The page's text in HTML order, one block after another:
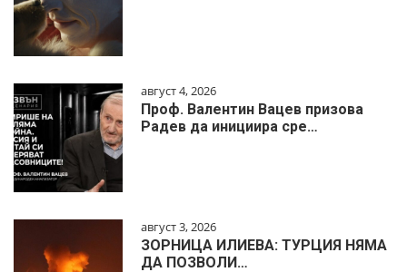
август 4, 2026
Проф. Валентин Вацев призова
Радев да инициира сре…
август 3, 2026
ЗОРНИЦА ИЛИЕВА: ТУРЦИЯ НЯМА
ДА ПОЗВОЛИ…